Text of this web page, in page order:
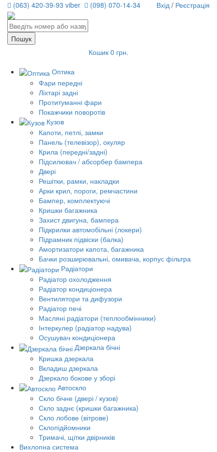
(063) 420-39-93 viber (098) 070-14-34 Вхід / Реєстрація
Кошик 0 грн.
Оптика
Фари передні
Ліхтарі задні
Протитуманні фари
Покажчики поворотів
Кузов
Капоти, петлі, замки
Панель (телевізор), окуляр
Крила (передні/задні)
Підсилювач / абсорбер бампера
Двері
Решітки, рамки, накладки
Арки крил, пороги, ремчастини
Бампер, комплектуючі
Кришки багажника
Захист двигуна, бампера
Підкрилки автомобільні (локери)
Підрамник підвіски (балка)
Амортизатори капота, багажника
Бачки розширювальні, омивача, корпус фільтра
Радіатори
Радіатор охолодження
Радіатор кондиціонера
Вентилятори та дифузори
Радіатор печі
Масляні радіатори (теплообмінники)
Інтеркулер (радіатор надува)
Осушувач кондиціонера
Дзеркала бічні
Кришка дзеркала
Вкладиш дзеркала
Дзеркало бокове у зборі
Автоскло
Скло бічне (двері / кузов)
Скло заднє (кришки багажника)
Скло лобове (вітрове)
Склопідйомники
Тримачі, щітки двірників
Вихлопна система